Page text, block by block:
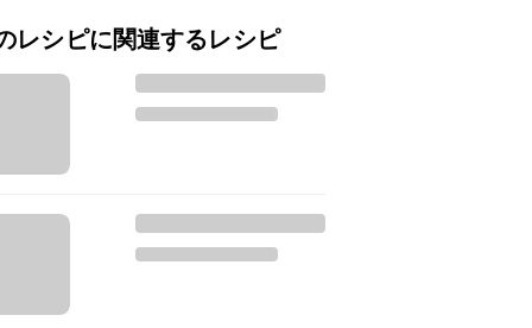
レシピに関連するレシピ